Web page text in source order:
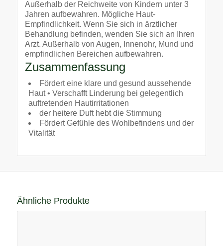
Außerhalb der Reichweite von Kindern unter 3
Jahren aufbewahren. Mögliche Haut-
Empfindlichkeit. Wenn Sie sich in ärztlicher
Behandlung befinden, wenden Sie sich an Ihren
Arzt. Außerhalb von Augen, Innenohr, Mund und
empfindlichen Bereichen aufbewahren.
Zusammenfassung
Fördert eine klare und gesund aussehende
Haut • Verschafft Linderung bei gelegentlich
auftretenden Hautirritationen
der heitere Duft hebt die Stimmung
Fördert Gefühle des Wohlbefindens und der
Vitalität
Ähnliche Produkte